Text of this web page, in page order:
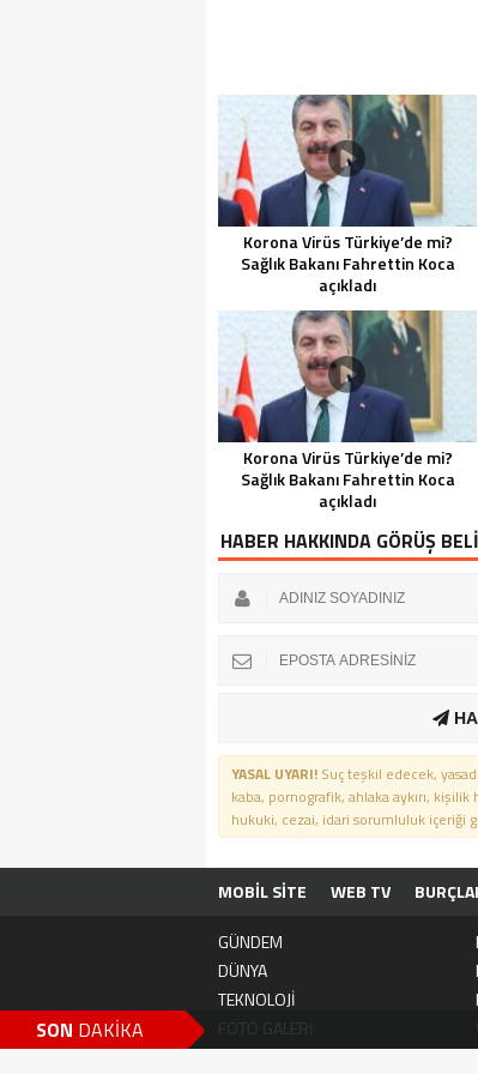
Korona Virüs Türkiye’de mi?
Sağlık Bakanı Fahrettin Koca
açıkladı
Korona Virüs Türkiye’de mi?
Sağlık Bakanı Fahrettin Koca
açıkladı
HABER HAKKINDA GÖRÜŞ
YASAL UYARI! Suç teşkil edecek,
kaba, pornografik, ahlaka aykırı,
hukuki, cezai, idari sorumluluk içeriği
MOBİL SİTE WEB TV
GÜNDEM
DÜNYA
TEKNOLOJİ
SON DAKİKA